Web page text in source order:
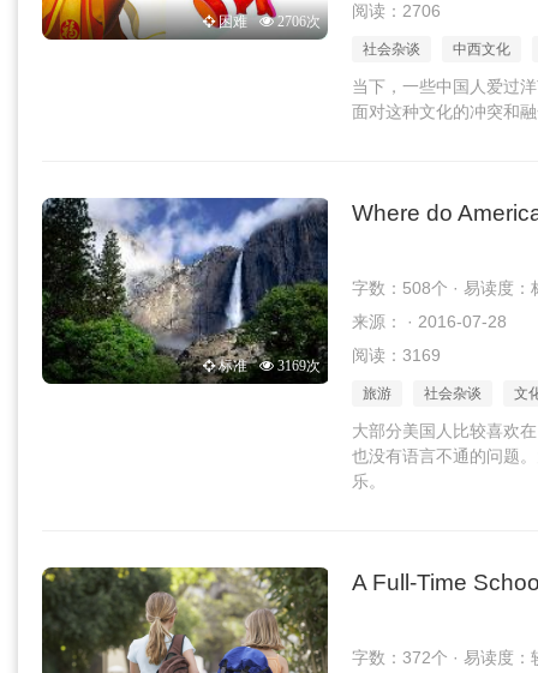
困难 2706次
阅读：2706
社会杂谈 中西文化
当下，一些中国人爱过
面对这种文化的冲突和
标准 3169次
Where do
字数：508个 · 易读度：
来源： · 2016-07-28
阅读：3169
旅游 社会杂谈 文
大部分美国人比较喜欢
也没有语言不通的问题
乐。
A Full-Time
字数：372个 · 易读度：